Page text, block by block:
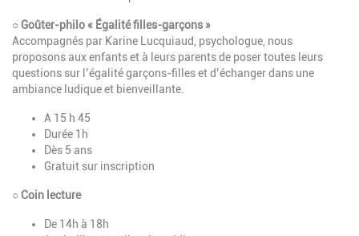
○ Goûter-philo « Égalité filles-garçons »
Accompagnés par Karine Lucquiaud, psychologue, nous
proposons aux enfants et à leurs parents de poser toutes leurs
questions sur l’égalité garçons-filles et d’échanger dans une
ambiance ludique et bienveillante.
A 15 h 45
Durée 1h
Dès 5 ans
Gratuit sur inscription
○ Coin lecture
De 14h à 18h